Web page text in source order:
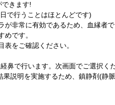
きます!
で行うことはほとんどです)
が非常に有効であるため、血縁者
めです。
表をご確認ください。
鼻で行います。次画面でご選択く
説明を実施するため、鎮静剤(静